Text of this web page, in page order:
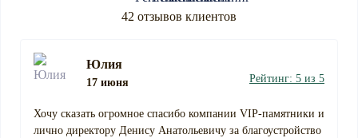
42 отзывов клиентов
Юлия
17 июня Рейтинг: 5 из 5
Хочу сказать огромное спасибо компании VIP-памятники и
лично директору Денису Анатольевичу за благоустройство